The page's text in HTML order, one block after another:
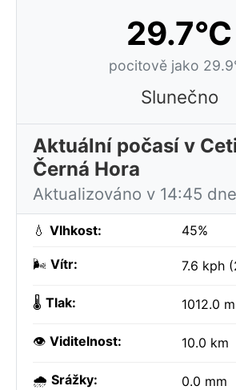
29.7°C
pocitově jako
Slunečno
Aktuální počasí v
Černá Hora
Aktualizováno v 14:45
💧 Vlhkost: 45%
🌬️ Vítr: 7.6 kph
🌡️ Tlak: 1012.0
👁️ Viditelnost: 10.0 km
🌧️ Srážky: 0.0 mm